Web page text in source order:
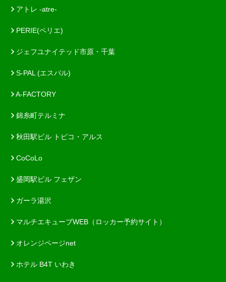
アトレ -atre-
PERIE(ペリエ)
ジェフユナイテッド市原・千葉
S-PAL (エスパル)
A-FACTORY
錦糸町テルミナ
秋田駅ビル トピコ・アルス
CoCoLo
盛岡駅ビル フェザン
ガーラ湯沢
マルチエキューブWEB（ロッカー予約サイト）
オレンジページnet
ホテル B4T いわき